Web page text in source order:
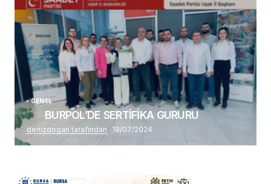
Alaattin Karahan tarafından 14/07/2026
GENEL
BURPOL’DE SERTİFİKA GURURU
denizdogan tarafından 19/07/2024